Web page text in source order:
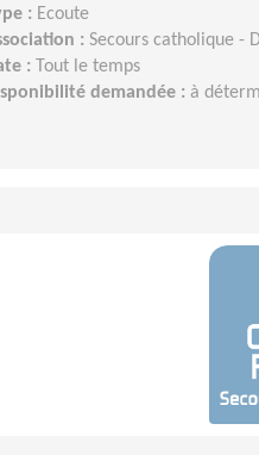
: Ecoute
: Secours catholique -
: Tout le temps
demandée : à